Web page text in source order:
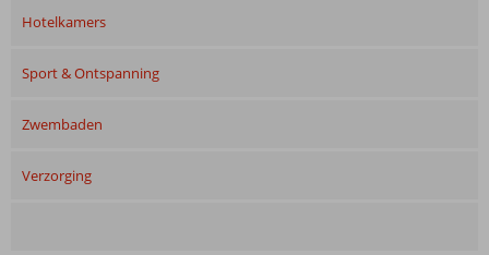
Hotelkamers
Sport & Ontspanning
Zwembaden
Verzorging